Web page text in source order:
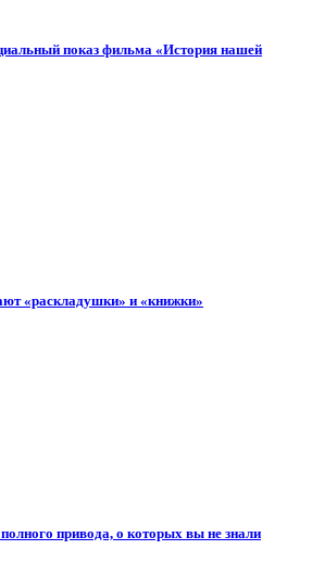
показ фильма «История нашей
«раскладушки» и «книжки»
привода, о которых вы не знали